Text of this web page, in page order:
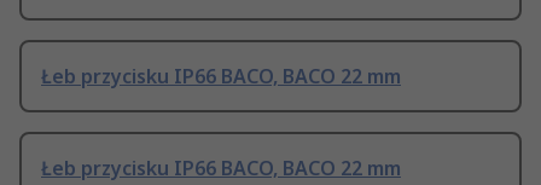
Łeb przycisku IP66 BACO, BACO 22 mm
Łeb przycisku IP66 BACO, BACO 22 mm